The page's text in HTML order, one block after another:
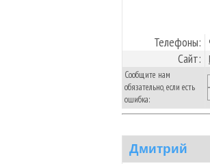
Телефоны:
Сайт:
Сообщите нам
обязательно, если есть
ошибка:
Дмитрий